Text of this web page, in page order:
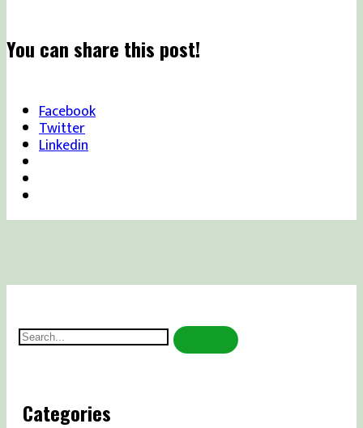
You can share this post!
Facebook
Twitter
Linkedin
Categories
Search
for: